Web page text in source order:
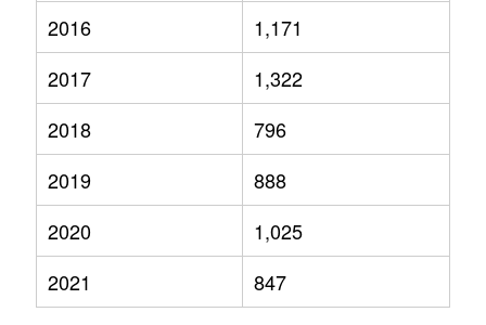
2016
1,171
2017
1,322
2018
796
2019
888
2020
1,025
2021
847